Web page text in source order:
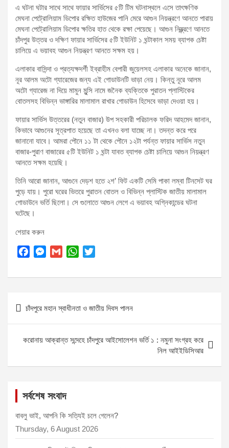
এ ঘটনা ঘটার সাথে সাথে ফায়ার সার্ভিসের ৫টি টিম ঘটনাস্থলে এসে তাৎক্ষণিক
মেঘনা পেট্রোলিয়াম ডিপোর রক্ষিত হাউজের পানি মেরে আগুন নিয়ন্ত্রণে আনতে পারায়
মেঘনা পেট্রোলিয়াম ডিপোর ক্ষতির হাত থেকে রক্ষা পেয়েছে। আগুন নিয়্ন্ত্রণে আনতে
চাঁদপুর উত্তর ও দক্ষিণ ফায়ার সার্ভিসের ৫টি ইউনিট ১ ঘন্টাকাল সময় ব্যাপক চেষ্টা
চালিয়ে এ ভয়াবহ আগুন নিয়ন্ত্রণ আনতে সক্ষম হয়।
এলাকার বাসিন্দা ও প্রত্যক্ষদর্শী ইব্রাহীম বেপারী জুয়েলসহ এলাকার অনেকে জানান,
নূর আলম অটো গ্যারেজের জন্য এই গোডাউনটি ভাড়া নেয়। কিন্তু নূরে আলম
অটো গ্যারেজ না দিয়ে মামুন মুন্সি নামে জনৈক ব্যক্তিকে পুরাতন প্লাস্টিকের
বোতলসহ বিভিন্ন ভাঙ্গারির মালামাল রাখার গোডাউন হিসেবে ভাড়া দেওয়া হয়।
ফায়ার সার্ভিস উত্তরের (নতুন বাজার) উপ সহকারী পরিচালক ফরিদ আহমেদ জানান,
কিভাবে আগুনের সূত্রপাত হয়েছে তা এখনও বলা যাচ্ছে না। তদন্ত করে পরে
জানানো যাবে। আমরা পৌনে ১১ টা থেকে পৌনে ১২টা পর্যন্ত ফায়ার সার্ভিস নতুন
বাজার-পুরাণ বাজারের ৫টি ইউনিট ১ ঘন্টা যাবত ব্যাপক চেষ্টা চালিয়ে আগুন নিয়ন্ত্রণ
আনতে সক্ষম হয়েছি।
তিনি আরো জানান, আগুনে দেড়শ হতে ২শ’ ফিট একটি সেমি পাকা লম্বা টিনসেট ঘর
পুড়ে যায়। পুরো ঘরের ভিতরে পুরাতন বোতল ও বিভিন্ন প্লাস্টিক জাতীয় মালামাল
গোডাউনে ভর্তি ছিলো। সে গুলোতে আগুন লেগে এ ভয়াবহ অগ্নিকান্ডের ঘটনা
ঘটেছে।
শেয়ার করুন
c
o
o
k
M
s
n
g
e
G
a
W
a
A
p
p
i
e
r
navigation
চাঁদপুরে মহান স্বাধীনতা ও জাতীয় দিবস পালন
করোনায় আক্রান্ত সন্দেহে চাঁদপুরে আইসোলেশন ভর্তি ১ : নমুনা সংগ্রহ করে
নিল আইইডিসিআর
সর্বশেষ সংবাদ
বাবলু ভাই, আপনি কি সত্যিই চলে গেলেন?
Thursday, 6 August 2026